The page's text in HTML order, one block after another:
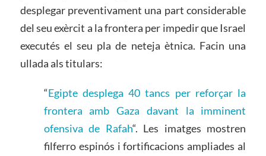
desplegar preventivament una part considerable
del seu exèrcit a la frontera per impedir que Israel
executés el seu pla de neteja ètnica. Facin una
ullada als titulars:
“Egipte desplega 40 tancs per reforçar la
frontera amb Gaza davant la imminent
ofensiva de Rafah“. Les imatges mostren
filferro espinós i fortificacions ampliades al